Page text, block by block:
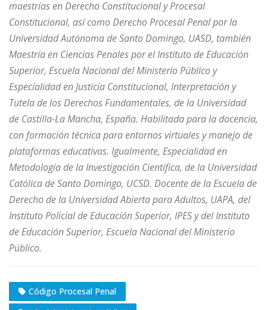
maestrías en Derecho Constitucional y Procesal
Constitucional, así como Derecho Procesal Penal por la
Universidad Autónoma de Santo Domingo, UASD, también
Maestría en Ciencias Penales por el Instituto de Educación
Superior, Escuela Nacional del Ministerio Público y
Especialidad en Justicia Constitucional, Interpretación y
Tutela de los Derechos Fundamentales, de la Universidad
de Castilla-La Mancha, España. Habilitada para la docencia,
con formación técnica para entornos virtuales y manejo de
plataformas educativas. Igualmente, Especialidad en
Metodología de la Investigación Científica, de la Universidad
Católica de Santo Domingo, UCSD. Docente de la Escuela de
Derecho de la Universidad Abierta para Adultos, UAPA, del
Instituto Policial de Educación Superior, IPES y del Instituto
de Educación Superior, Escuela Nacional del Ministerio
Público.
Código Procesal Penal